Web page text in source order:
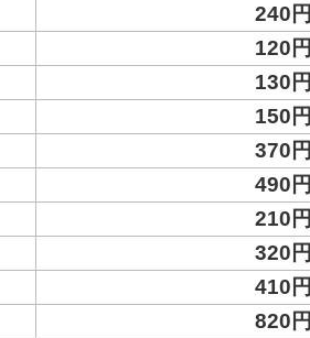
240円
120円
130円
150円
370円
490円
210円
320円
410円
820円